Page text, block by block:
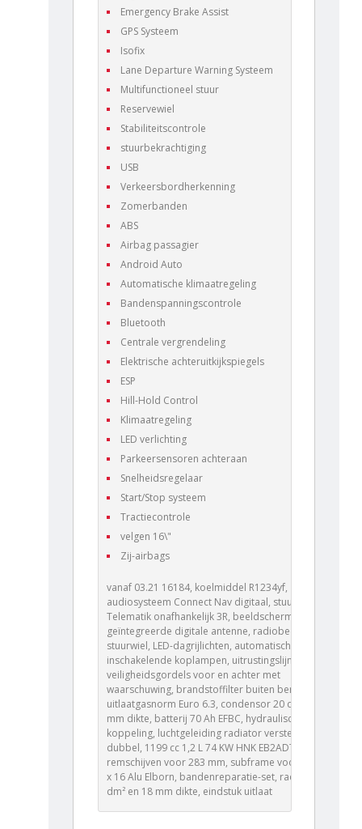
Emergency Brake Assist
GPS Systeem
Isofix
Lane Departure Warning Systeem
Multifunctioneel stuur
Reservewiel
Stabiliteitscontrole
stuurbekrachtiging
USB
Verkeersbordherkenning
Zomerbanden
ABS
Airbag passagier
Android Auto
Automatische klimaatregeling
Bandenspanningscontrole
Bluetooth
Centrale vergrendeling
Elektrische achteruitkijkspiegels
ESP
Hill-Hold Control
Klimaatregeling
LED verlichting
Parkeersensoren achteraan
Snelheidsregelaar
Start/Stop systeem
Tractiecontrole
velgen 16\"
Zij-airbags
vanaf 03.21 16184, koelmiddel R1234yf,
audiosysteem Connect Nav digitaal, stuureenheid
Telematik onafhankelijk 3R, beeldscherm DGT7C,
geïntegreerde digitale antenne, radiobediening aan
stuurwiel, LED-dagrijlichten, automatisch
inschakelende koplampen, uitrustingslijn Salin,
veiligheidsgordels voor en achter met
waarschuwing, brandstoffilter buiten benzine ,
uitlaatgasnorm Euro 6.3, condensor 20 dm² en 12
mm dikte, batterij 70 Ah EFBC, hydraulische
koppeling, luchtgeleiding radiator verstelbaar
dubbel, 1199 cc 1,2 L 74 KW HNK EB2ADTD,
remschijven voor 283 mm, subframe voor staal, 6,5 J
x 16 Alu Elborn, bandenreparatie-set, radiator 21
dm² en 18 mm dikte, eindstuk uitlaat